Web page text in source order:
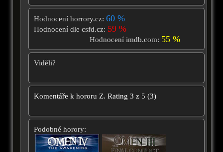
Hodnocení horrory.cz: 60 %
Hodnocení dle csfd.cz: 59 %
Hodnocení imdb.com: 55 %
Viděli?
Komentáře k hororu Z. Rating 3 z 5 (3)
Podobné horory: